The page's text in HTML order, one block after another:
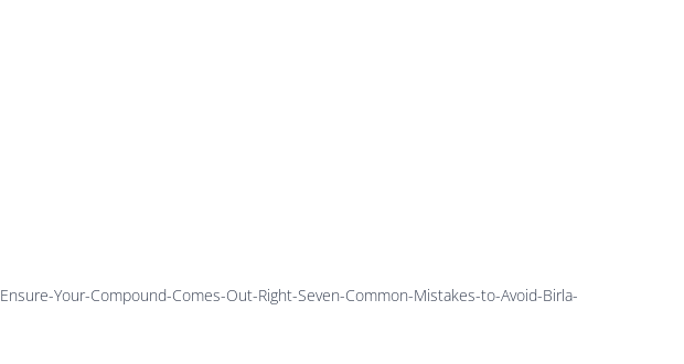
Ensure-Your-Compound-Comes-Out-Right-Seven-Common-Mistakes-to-Avoid-Birla-